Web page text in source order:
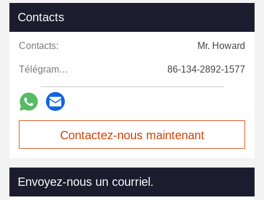
Contacts
Contacts: Mr. Howard
Télégramme: 86-134-2892-1577
Contactez-nous maintenant
Envoyez-nous un courriel.